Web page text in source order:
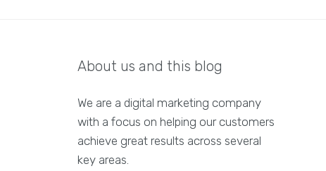
About us and this blog
We are a digital marketing company
with a focus on helping our customers
achieve great results across several
key areas.